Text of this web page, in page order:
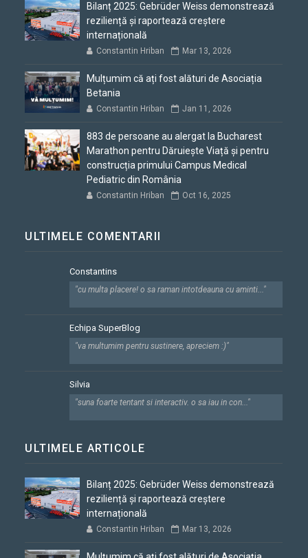
Bilanț 2025: Gebrüder Weiss demonstrează
reziliență și raportează creștere
internațională
Constantin Hriban Mar 13, 2026
Mulțumim că ați fost alături de Asociația
Betania
Constantin Hriban Jan 11, 2026
883 de persoane au alergat la Bucharest
Marathon pentru Dăruiește Viață și pentru
construcția primului Campus Medical
Pediatric din România
Constantin Hriban Oct 16, 2025
ULTIMELE COMENTARII
Constantins
"cu multa placere! o sa raman intotdeauna cu aminti..."
Echipa SuperBlog
"va multumim pentru sustinere, apreciem :)"
Silvia
"suna foarte tentant si interactiv. o sa iau in con..."
ULTIMELE ARTICOLE
Bilanț 2025: Gebrüder Weiss demonstrează
reziliență și raportează creștere
internațională
Constantin Hriban Mar 13, 2026